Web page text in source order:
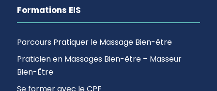
Formations EIS
Parcours Pratiquer le Massage Bien-être
Praticien en Massages Bien-être – Masseur
Bien-Être